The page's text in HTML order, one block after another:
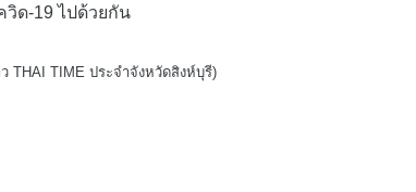
วิด-19 ไปด้วยกัน
THAI TIME ประจำจังหวัดสิงห์บุรี)